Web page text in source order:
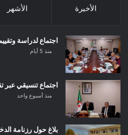
الأخيرة الأشهر
اجتماع لدراسة
منذ 5 أيام
اجتماع تنسيقي عبر
منذ أسبوع واحد
بلاغ حول رزنامة